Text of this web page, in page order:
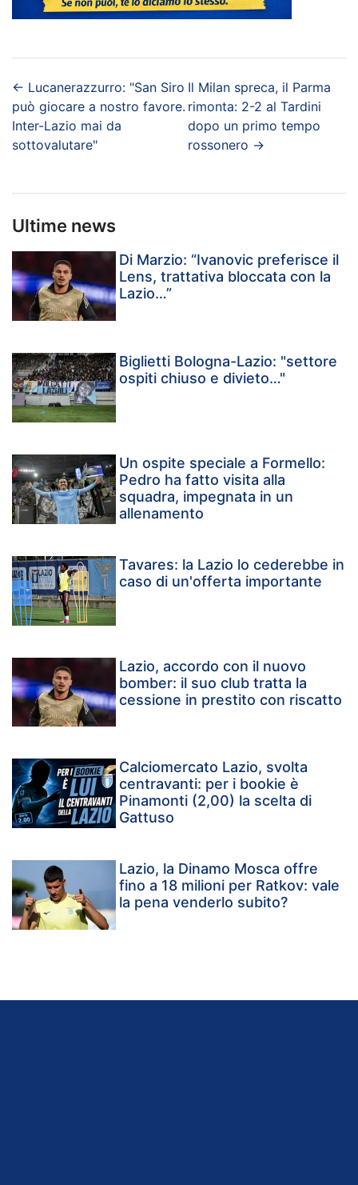
← Lucanerazzurro: "San Siro
può giocare a nostro favore.
Inter-Lazio mai da
sottovalutare"
Il Milan spreca, il Parma
rimonta: 2-2 al Tardini
dopo un primo tempo
rossonero →
Ultime news
Di Marzio: “Ivanovic preferisce il
Lens, trattativa bloccata con la
Lazio…”
Biglietti Bologna-Lazio: "settore
ospiti chiuso e divieto…"
Un ospite speciale a Formello:
Pedro ha fatto visita alla
squadra, impegnata in un
allenamento
Tavares: la Lazio lo cederebbe in
caso di un'offerta importante
Lazio, accordo con il nuovo
bomber: il suo club tratta la
cessione in prestito con riscatto
Calciomercato Lazio, svolta
centravanti: per i bookie è
Pinamonti (2,00) la scelta di
Gattuso
Lazio, la Dinamo Mosca offre
fino a 18 milioni per Ratkov: vale
la pena venderlo subito?